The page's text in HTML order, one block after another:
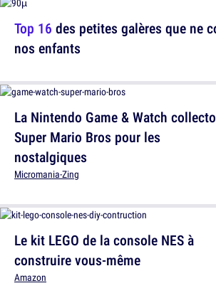
La Nintendo Game & Watch
Super Mario Bros pour les
nostalgiques
Micromania-Zing
Top 16 des petites galères que ne
nos enfants
Le kit LEGO de la console NES à
construire vous-même
Amazon